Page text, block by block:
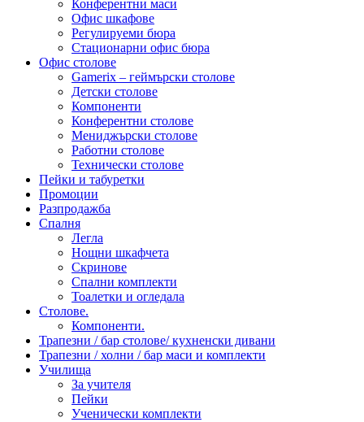
Конферентни маси
Офис шкафове
Регулируеми бюра
Стационарни офис бюра
Офис столове
Gamerix – геймърски столове
Детски столове
Компоненти
Конферентни столове
Мениджърски столове
Работни столове
Технически столове
Пейки и табуретки
Промоции
Разпродажба
Спалня
Легла
Нощни шкафчета
Скринове
Спални комплекти
Тоалетки и огледала
Столове.
Компоненти.
Трапезни / бар столове/ кухненски дивани
Трапезни / холни / бар маси и комплекти
Училища
За учителя
Пейки
Ученически комплекти